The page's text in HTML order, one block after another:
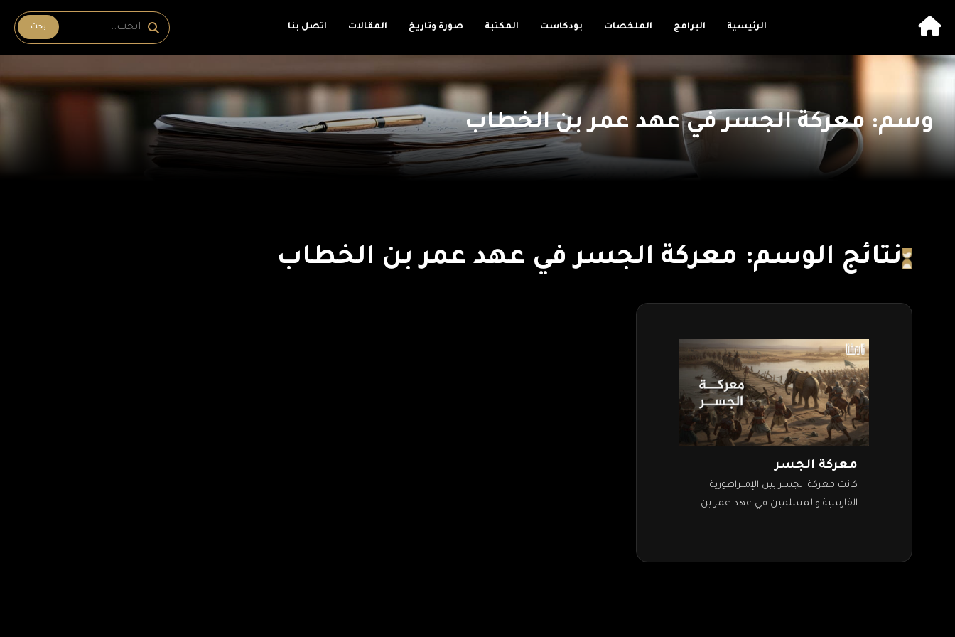
الرئيسية البرامج الملخصات بودكاست المكتبة صورة وتاريخ المقالات اتصل بنا بحث
وسم: معركة الجسر في عهد عمر بن الخطاب
نتائج الوسم: معركة الجسر في عهد عمر بن الخطاب
معركة الجسر
كانت معركة الجسر بين الإمبراطورية
الفارسية والمسلمين في عهد عمر بن